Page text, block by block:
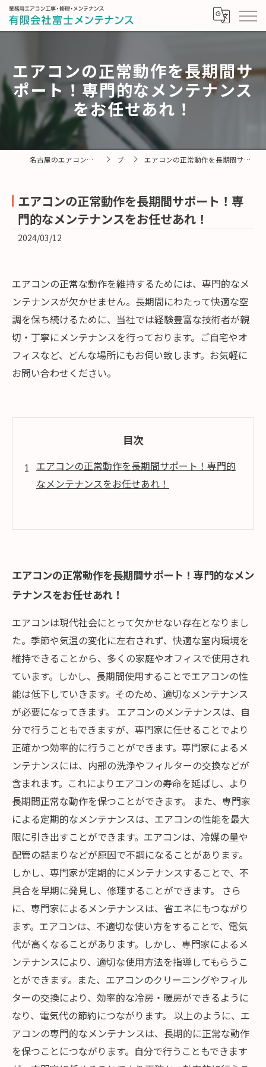
エアコンの正常動作を長期間サ
ポート！専門的なメンテナンス
をお任せあれ！
名古屋のエアコンなら有限会社富士メンテナンス ブログ エアコンの正常動作を長期間サポート！専門的なメンテナンスをお任せあれ！
エアコンの正常動作を長期間サポート！専
門的なメンテナンスをお任せあれ！
2024/03/12
エアコンの正常な動作を維持するためには、専門的なメ
ンテナンスが欠かせません。長期間にわたって快適な空
調を保ち続けるために、当社では経験豊富な技術者が親
切・丁寧にメンテナンスを行っております。ご自宅やオ
フィスなど、どんな場所にもお伺い致します。お気軽に
お問い合わせください。
目次
エアコンの正常動作を長期間サポート！専門的
なメンテナンスをお任せあれ！
エアコンの正常動作を長期間サポート！専門的なメン
テナンスをお任せあれ！
エアコンは現代社会にとって欠かせない存在となりまし
た。季節や気温の変化に左右されず、快適な室内環境を
維持できることから、多くの家庭やオフィスで使用され
ています。しかし、長期間使用することでエアコンの性
能は低下していきます。そのため、適切なメンテナンス
が必要になってきます。 エアコンのメンテナンスは、自
分で行うこともできますが、専門家に任せることでより
正確かつ効率的に行うことができます。専門家によるメ
ンテナンスには、内部の洗浄やフィルターの交換などが
含まれます。これによりエアコンの寿命を延ばし、より
長期間正常な動作を保つことができます。 また、専門家
による定期的なメンテナンスは、エアコンの性能を最大
限に引き出すことができます。エアコンは、冷媒の量や
配管の詰まりなどが原因で不調になることがあります。
しかし、専門家が定期的にメンテナンスすることで、不
具合を早期に発見し、修理することができます。 さら
に、専門家によるメンテナンスは、省エネにもつながり
ます。エアコンは、不適切な使い方をすることで、電気
代が高くなることがあります。しかし、専門家によるメ
ンテナンスにより、適切な使用方法を指導してもらうこ
とができます。また、エアコンのクリーニングやフィル
ターの交換により、効率的な冷房・暖房ができるように
なり、電気代の節約につながります。 以上のように、エ
アコンの専門的なメンテナンスは、長期的に正常な動作
を保つことにつながります。自分で行うこともできます